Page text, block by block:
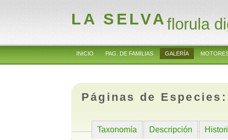
LA SELVAflorula
INICIO PAG. DE FAMILIAS GALERÍA
Páginas de
Taxonomía Descripción